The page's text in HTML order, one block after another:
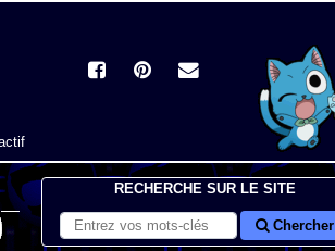
RECHERCHE SUR LE SITE
Chercher